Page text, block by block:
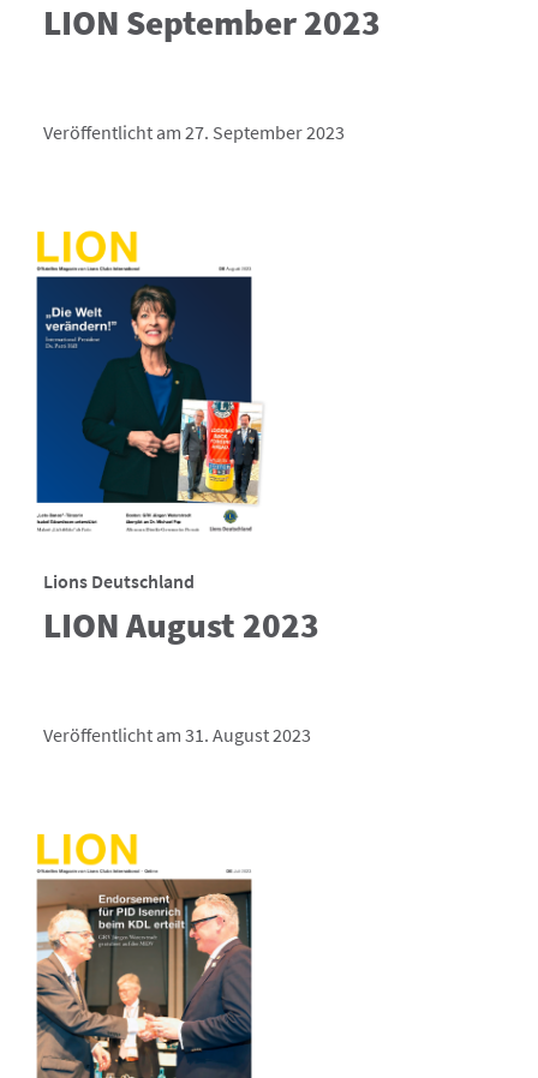
LION September 2023
Veröffentlicht am 27. September 2023
Lions Deutschland
LION August 2023
Veröffentlicht am 31. August 2023